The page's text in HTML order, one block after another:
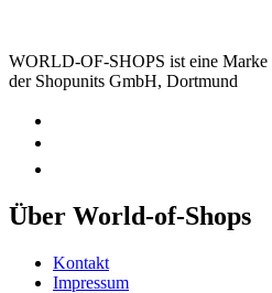
WORLD-OF-SHOPS ist eine Marke
der Shopunits GmbH, Dortmund
Über World-of-Shops
Kontakt
Impressum